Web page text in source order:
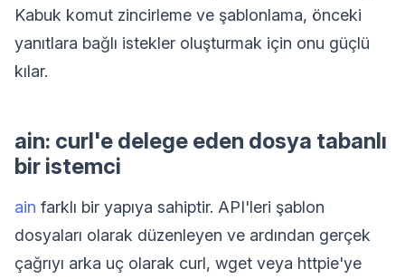
Kabuk komut zincirleme ve şablonlama, önceki
yanıtlara bağlı istekler oluşturmak için onu güçlü
kılar.
ain: curl'e delege eden dosya tabanlı
bir istemci
ain farklı bir yapıya sahiptir. API'leri şablon
dosyaları olarak düzenleyen ve ardından gerçek
çağrıyı arka uç olarak curl, wget veya httpie'ye